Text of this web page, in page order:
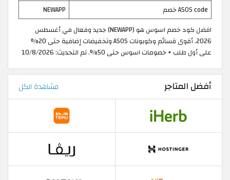
ASOS code خصم
NEWAPP
افضل كود خصم اسوس هو (NEWAPP) جديد وفعال في أغسطس
2026. أقوى قسائم وكوبونات ASOS وتخفيضات إضافية حتى 20%
على أول طلب + خصومات اسوس حتى 50%. تم التحديث: 10/8/2026
أفضل المتاجر مشاهدة الكل